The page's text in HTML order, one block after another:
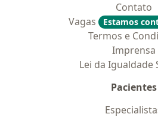
Contato
Vagas
Estamos
Termos e
Imprensa
Lei da Igualdade
Pacientes